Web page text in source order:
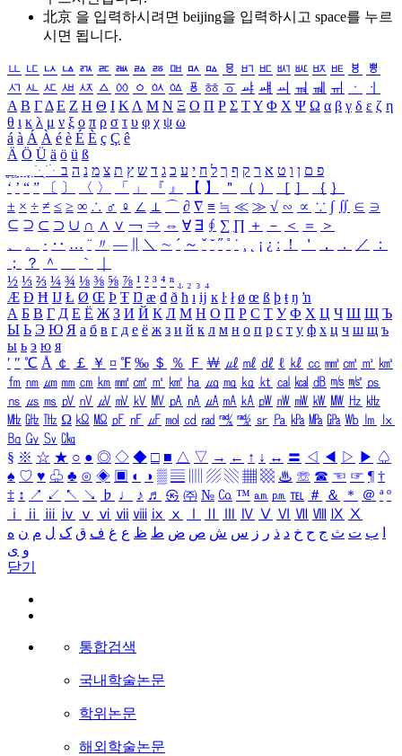
北京 을 입력하시려면 beijing을 입력하시고 space를 누르
시면 됩니다.
ㅥ ㅦ ㅧ ㅨ ㅩ ㅪ ㅫ ㅬ ㅭ ㅮ ㅯ ㅰ ㅱ ㅲ ㅳ ㅴ ㅵ ㅶ ㅷ ㅸ
ㅹ
ㅺ ㅻ ㅼ ㅽ ㅾ ㅿ ㆀ ㆁ ㆂ ㆃ ㆄ ㆅ ㆆ ㆇ ㆈ ㆉ ㆊ ㆋ ㆌ ㆍ
ㆎ
Α Β ΓΔ Ε Ζ Η Θ Ι ΚΛ Μ Ν Ξ Ο Π Ρ Σ ΤΥ Φ Χ Ψ Ω α β γ δ ε ζ η
θ ι κ λ μ ν ξ ο π ρ σ τ υ φ χ ψ ω
á à Á À é è É È ç Ç ê
Ä Ö Ü ä ö ü ß
ִֶֹ ֻּ ׁׂ פ ם ן ו ט א ר ק ף ך ל ח י ע כ ג ד ש ץ ת צ מ נ ה ב
‘ ’ “ ” 〔 〕 〈 〉 「 」 『 』 【 】 ＂ （ ） ［ ］ ｛ ｝
± × ÷ ≠ ≤ ≥ ∞ ∴ ♂ ♀ ∠ ⊥ ⌒ ∂ ∇ ≡ ≒ ≪ ≫ √ ∽ ∝ ∵ ∫ ∬ ∈ ∋
⊆ ⊇ ⊂ ⊃ ∪ ∩ ∧ ∨ ￢ ⇒ ⇔ ∀ ∃ ∮ ∑ ∏ ＋ － ＜ ＝
＞
、
。 · ‥ … ¨ 〃 ― ＼ ∼ ´ ～ ˇ ˘ ˝ ˚ ˙ ¸ ¡ ¿ ː ！ ＇ ， ． ／
：
；
？ ＾ ｀
½ ⅓ ⅔ ¼ ¾ ⅛ ⅜ ⅝ ⅞ ¹ ² ³ ⁴ ⁿ ₁ ₂ ₃ ₄
Æ Ð Ħ Ĳ Ł Ø Œ Þ Ŧ Ŋ æ đ ð ħ ı ĳ ĸ ŀ ł ø œ ß þ ŧ ŋ ŉ
А Б В Г Д Е Ё Ж З И Й К Л М Н О П Р С Т У Ф Х Ц Ч Ш Щ Ъ
Ы Ь Э Ю Я а б в г д е ё ж з и й к л м н о п р с т у ф х ц ч ш щ ъ
ы ь э ю я
′ ″ ℃ Å ￠ ￡ ￥ ¤ ℉ ‰ ＄ ％ Ｆ ￦ ㎕ ㎖ ㎗ ℓ ㎘ ㏄ ㎣ ㎤ ㎥ ㎦
㎙ ㎚ ㎛ ㎜ ㎝ ㎞ ㎟ ㎠ ㎡ ㎢ ㏊ ㎍ ㎎ ㎏ ㏏ ㎈ ㎉ ㏈ ㎧ ㎨ ㎰
㎱ ㎲ ㎳ ㎴ ㎵ ㎶ ㎷ ㎸ ㎹ ㎀ ㎁ ㎂ ㎃ ㎄ ㎺ ㎻ ㎽ ㎾ ㎿ ㎐ ㎑
㎒ ㎓ ㎔ Ω ㏀ ㏁ ㎊ ㎋ ㎌ ㏖ ㏅ ㎭ ㎮ ㎯ ㏛ ㎩ ㎪ ㎫ ㎬ ㏝ ㏐
㏓
㏃ ㏉ ㏜ ㏆
§ ※ ☆ ★ ○ ● ◎ ◇ ◆ □ ■ △ ▽ → ← ↑ ↓ ↔ 〓 ◁ ◀ ▷ ▶ ♤
♠ ♡ ♥ ♧ ♣ ⊙ ◈ ▣ ◐ ◑ ▒ ▤ ▨ ▧ ▦ ▩ ♨ ☏ ☎ ☜ ☞ ¶ †
‡ ↕ ↗ ↙ ↖ ↘ ♭ ♩ ♪ ♬ ㉿ ㈜ № ㏇ ™ ㏂ ㏘ ℡ ＃ ＆ ＊ ＠ ª º
ⅰ
ⅱ ⅲ ⅳ ⅴ ⅵ ⅶ ⅷ ⅸ ⅹ Ⅳ Ⅴ Ⅵ Ⅶ Ⅷ Ⅸ Ⅹ
ب ت ث ج ح خ د ذ ر ز س ش ص ض ط ظ ع غ ف ق ک ل م ن ه
و ی
닫기
통합검색
국내학술논문
학위논문
해외학술논문